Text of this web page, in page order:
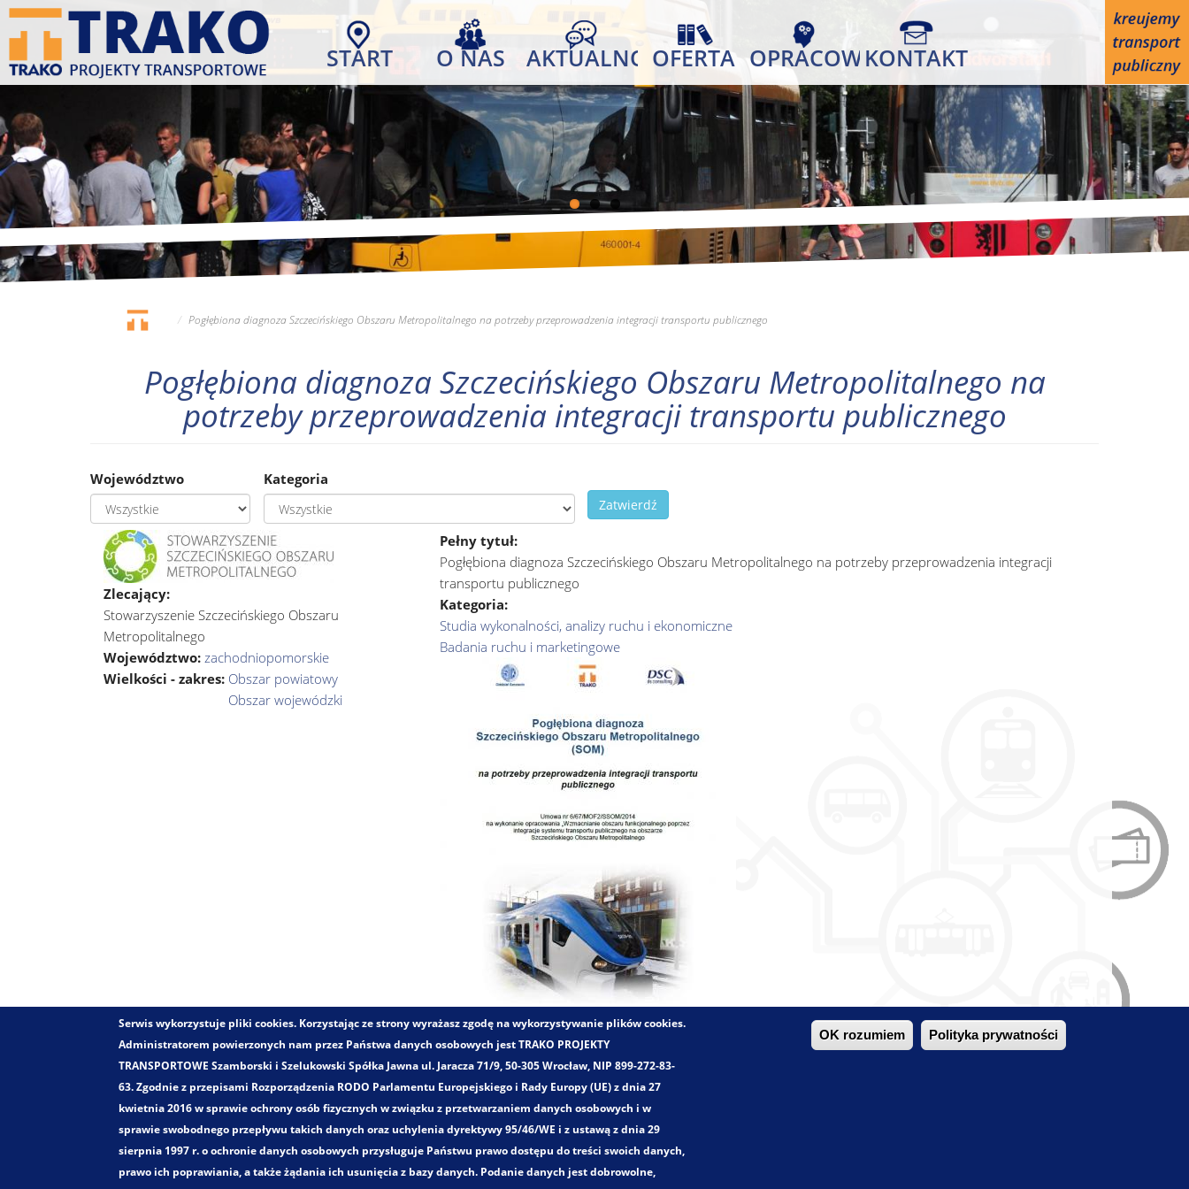
Przejdź
START O NAS AKTUALNOŚCIOFERTA OPRACOWANIAKONTAKT
Pogłębiona diagnoza Szczecińskiego Obszaru Metropolitalnego na potrzeby przeprowadzenia integracji transportu publicznego
Pogłębiona diagnoza Szczecińskiego Obszaru Metropolitalnego na
potrzeby przeprowadzenia integracji transportu publicznego
Województwo Kategoria
Zatwierdź
Zlecający:
Stowarzyszenie Szczecińskiego Obszaru
Metropolitalnego
Województwo: zachodniopomorskie
Wielkości - zakres: Obszar powiatowy
Obszar wojewódzki
Pełny tytuł:
Pogłębiona diagnoza Szczecińskiego Obszaru Metropolitalnego na potrzeby przeprowadzenia integracji
transportu publicznego
Kategoria:
Studia wykonalności, analizy ruchu i ekonomiczne
Badania ruchu i marketingowe
Zakres opracowania:
Diagnoza i ocena systemów komunikacyjnych
Tworzenie systemów transportu metropolitalnego i aglomeracyjnego
Serwis wykorzystuje pliki cookies. Korzystając ze strony wyrażasz zgodę na wykorzystywanie plików cookies.
Administratorem powierzonych nam przez Państwa danych osobowych jest TRAKO PROJEKTY
TRANSPORTOWE Szamborski i Szelukowski Spółka Jawna ul. Jaracza 71/9, 50-305 Wrocław, NIP 899-272-83-
63. Zgodnie z przepisami Rozporządzenia RODO Parlamentu Europejskiego i Rady Europy (UE) z dnia 27
kwietnia 2016 w sprawie ochrony osób fizycznych w związku z przetwarzaniem danych osobowych i w
sprawie swobodnego przepływu takich danych oraz uchylenia dyrektywy 95/46/WE i z ustawą z dnia 29
sierpnia 1997 r. o ochronie danych osobowych przysługuje Państwu prawo dostępu do treści swoich danych,
prawo ich poprawiania, a także żądania ich usunięcia z bazy danych. Podanie danych jest dobrowolne,
OK rozumiem Polityka prywatności